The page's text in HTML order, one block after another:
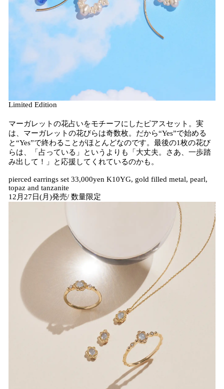
Limited Edition
マーガレットの花占いをモチーフにしたピアスセット。実
は、マーガレットの花びらは奇数枚。だから“Yes”で始める
と“Yes”で終わることがほとんどなのです。最後の1枚の花び
らは、「占っている」というよりも「大丈夫。さあ、一歩踏
み出して！」と応援してくれているのかも。
pierced earrings set 33,000yen K10YG, gold filled metal, pearl,
topaz and tanzanite
12月27日(月)発売/ 数量限定